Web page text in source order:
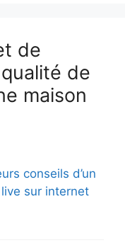
de
de
maison
conseils d’un
sur internet